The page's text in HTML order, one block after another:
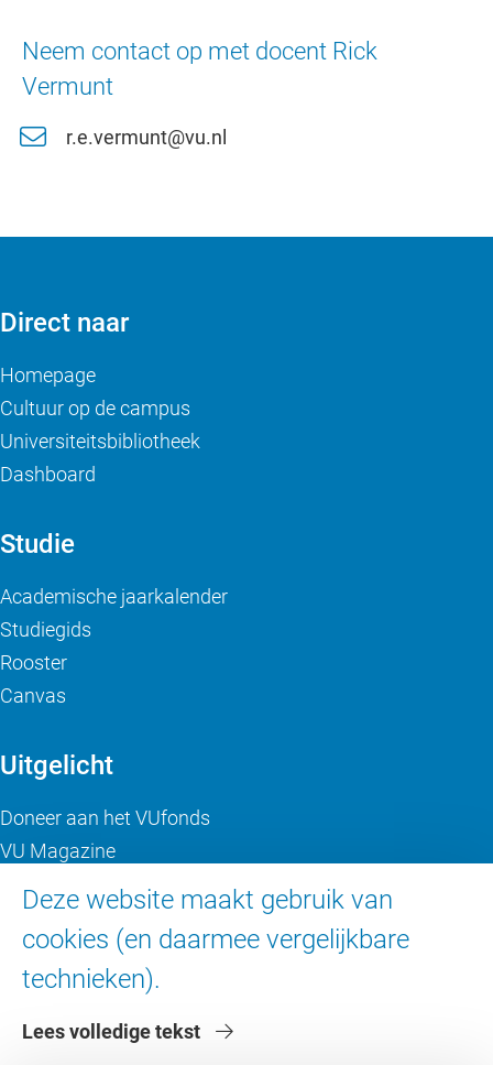
Neem contact op met docent Rick
Vermunt
r.e.vermunt@vu.nl
Deze website maakt gebruik van
cookies (en daarmee vergelijkbare
technieken).
Lees volledige tekst
Direct naar
Homepage
Cultuur op de campus
Universiteitsbibliotheek
Dashboard
Studie
Academische jaarkalender
Studiegids
Rooster
Canvas
Uitgelicht
Doneer aan het VUfonds
VU Magazine
Over de VU
Contact en route